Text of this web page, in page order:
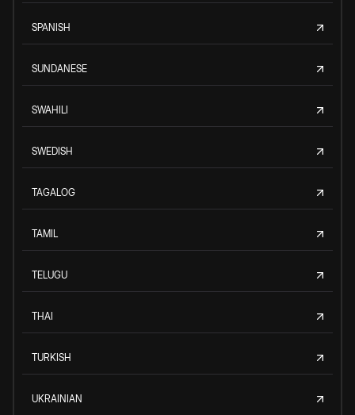
SPANISH
SUNDANESE
SWAHILI
SWEDISH
TAGALOG
TAMIL
TELUGU
THAI
TURKISH
UKRAINIAN